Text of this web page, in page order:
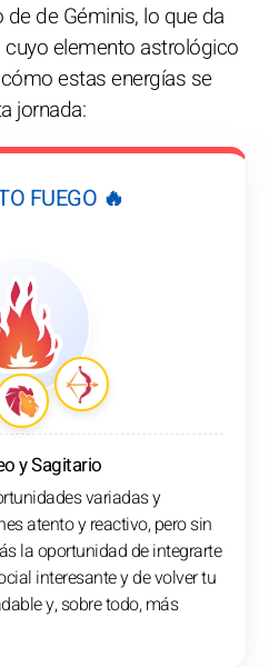
de Géminis, lo que da
elemento astrológico
estas energías se
jornada:
FUEGO 🔥
y Sagitario
variadas y
atento y reactivo, pero sin
la oportunidad de integrarte
interesante y de volver tu
y, sobre todo, más